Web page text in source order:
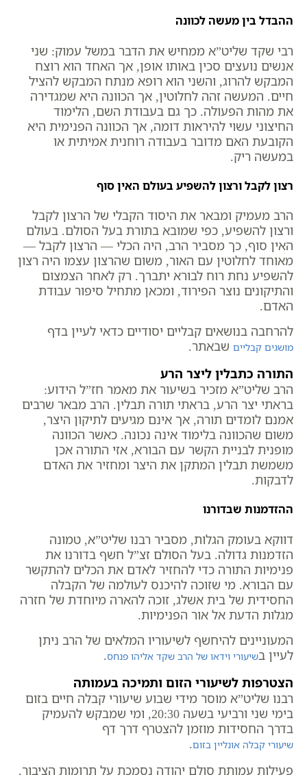
ההבדל בין מעשה לכוונה
רבי שקד שליט”א ממחיש את הדבר במשל עמוק: שני
אנשים נועצים סכין באותו אופן, אך האחד הוא רוצח
המבקש להרוג, והשני הוא רופא מנתח המבקש להציל
חיים. המעשה זהה לחלוטין, אך הכוונה היא שמגדירה
את מהות הפעולה. כך גם בעבודת השם, הלימוד
החיצוני עשוי להיראות דומה, אך הכוונה הפנימית היא
הקובעת האם מדובר בעבודה רוחנית אמיתית או
במעשה ריק.
רצון לקבל ורצון להשפיע בעולם האין סוף
הרב מעמיק ומבאר את היסוד הקבלי של הרצון לקבל
ורצון להשפיע, כפי שמובא בתורת בעל הסולם. בעולם
האין סוף, כך מסביר הרב, היה הכלי — הרצון לקבל —
מאוחד לחלוטין עם האור, משום שהרצון עצמו היה רצון
להשפיע נחת רוח לבורא יתברך. רק לאחר הצמצום
והתיקונים נוצר הפירוד, ומכאן מתחיל סיפור עבודת
האדם.
להרחבה בנושאים קבליים יסודיים כדאי לעיין בדף
מושגים קבליים שבאתר.
התורה כתבלין ליצר הרע
הרב שליט”א מזכיר בשיעור את מאמר חז”ל הידוע:
בראתי יצר הרע, בראתי תורה תבלין. הרב מבאר שרבים
אמנם לומדים תורה, אך אינם מגיעים לתיקון היצר,
משום שהכוונה בלימוד אינה נכונה. כאשר הכוונה
מופנית לבניית הקשר עם הבורא, אזי התורה אכן
משמשת תבלין המתקן את היצר ומחזיר את האדם
לדבקות.
ההזדמנות שבדורנו
דווקא בעומק הגלות, מסביר רבנו שליט”א, טמונה
הזדמנות גדולה. בעל הסולם זצ”ל חשף בדורנו את
פנימיות התורה כדי להחזיר לאדם את הכלים להתקשר
עם הבורא. מי שזוכה להיכנס לעולמה של הקבלה
החסידית של בית אשלג, זוכה להארה מיוחדת של חזרה
מגלות הדעת אל אור הפנימיות.
המעוניינים להיחשף לשיעוריו המלאים של הרב ניתן
לעיין בשיעורי וידאו של הרב שקד אליהו פנחס.
הצטרפות לשיעורי הזום ותמיכה בעמותה
רבנו שליט”א מוסר מידי שבוע שיעורי קבלה חיים בזום
בימי שני ורביעי בשעה 20:30, ומי שמבקש להעמיק
בדרך החסידות מוזמן להצטרף דרך דף
שיעורי קבלה אונליין בזום.
פעילות עמותת סולם יהודה נסמכת על תרומות הציבור,